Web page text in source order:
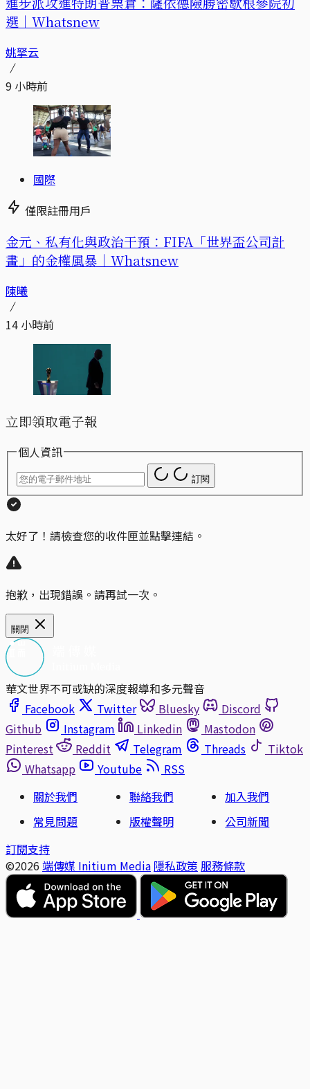
選｜Whatsnew
姚拏云
9 小時前
國際
僅限註冊用戶
金元、私有化與政治干預：FIFA「世界盃公司計
畫」的金權風暴｜Whatsnew
陳曦
14 小時前
立即領取電子報
個人資訊
訂閱
太好了！請檢查您的收件匣並點擊連結。
抱歉，出現錯誤。請再試一次。
關閉
華文世界不可或缺的深度報導和多元聲音
Facebook
Twitter Bluesky
Discord
Github
Instagram Linkedin
Mastodon
Pinterest
Reddit Telegram Threads
Tiktok
Whatsapp
Youtube
RSS
關於我們
聯絡我們
加入我們
常見問題
版權聲明
公司新聞
訂閱支持
©2026 端傳媒 Initium Media 隱私政策 服務條款